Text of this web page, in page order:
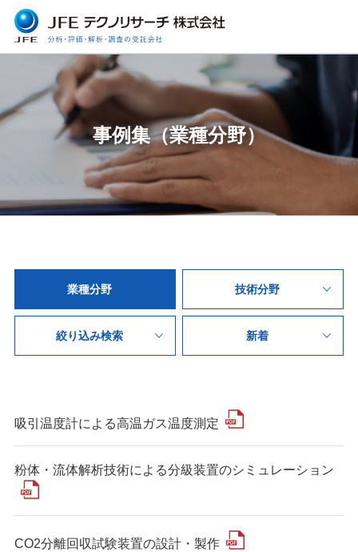
事例集（業種分野）
業種分野 技術分野
絞り込み検索 新着
吸引温度計による高温ガス温度測定
粉体・流体解析技術による分級装置のシミュレーション
CO2分離回収試験装置の設計・製作